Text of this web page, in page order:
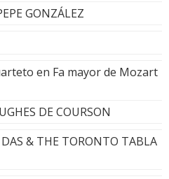
GONZÁLEZ
en Fa mayor de Mozart
DE COURSON
& THE TORONTO TABLA